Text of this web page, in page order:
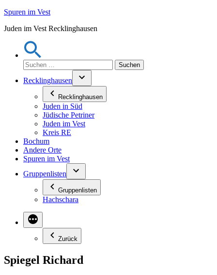
Zum
springen
Spuren im Vest
Juden im Vest Recklinghausen
Suchen
nach:
Recklinghausen
Recklinghausen
Juden in Süd
Jüdische Petriner
Juden im Vest
Kreis RE
Bochum
Andere Orte
Spuren im Vest
Gruppenlisten
Gruppenlisten
Hachschara
Zurück
Spiegel Richard